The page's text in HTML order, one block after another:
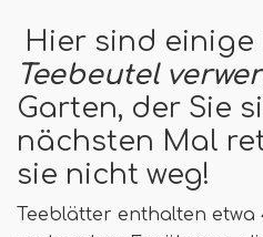
Hier sind
Teebeutel
Garten, der Sie
nächsten Mal
sie nicht weg!
Teeblätter enthalten etwa